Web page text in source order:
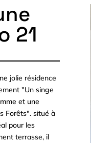
21
jolie résidence
"Un singe
et une
Forêts". situé à
pour les
terrasse, il